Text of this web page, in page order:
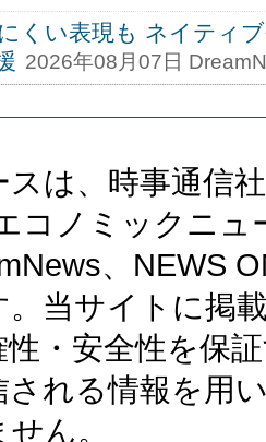
くい表現も ネイティ
2026年08月07日
は、時事通信
コノミックニ
、NEWS
。当サイトに掲
・安全性を保
れる情報を用
ん。